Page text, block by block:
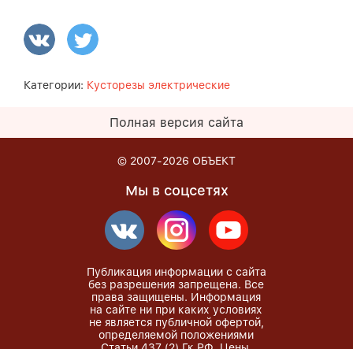
Категории: Кусторезы электрические
Полная версия сайта
© 2007-2026 ОБЪЕКТ
Мы в соцсетях
Публикация информации с сайта
без разрешения запрещена. Все
права защищены. Информация
на сайте ни при каких условиях
не является публичной офертой,
определяемой положениями